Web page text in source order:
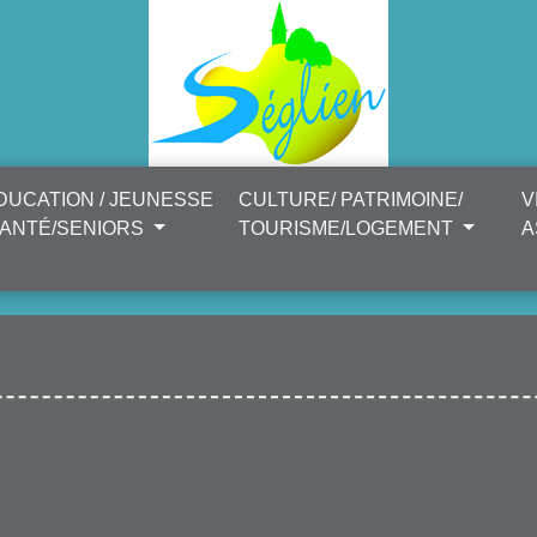
/ JEUNESSE
SENIORS
CULTURE/ PATRIMOINE/
TOURISME/LOGEMENT